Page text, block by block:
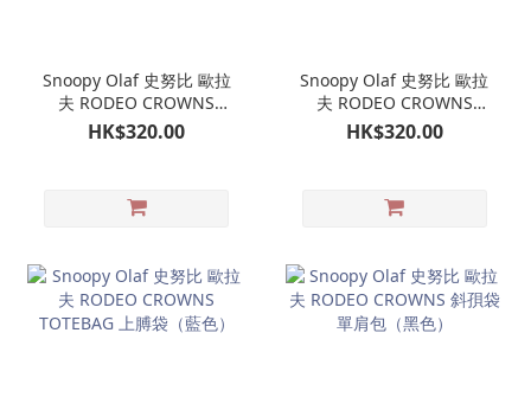
Snoopy Olaf 史努比 歐拉
夫 RODEO CROWNS
TOTEBAG 上膊袋（米
HK$320.00
Snoopy Olaf 史努比 歐拉
夫 RODEO CROWNS
TOTEBAG 上膊袋（橙
HK$320.00